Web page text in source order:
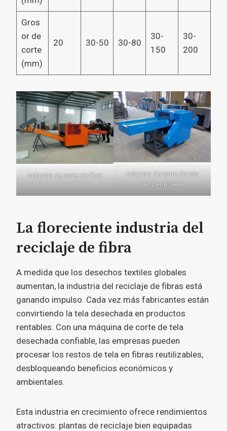
Gros
or de
corte
(mm)
20 30-50 30-80
30-
150
30-
200
máquina de corte de fibra
máquina de corte de tela
desperdiciada
La floreciente industria del
reciclaje de fibra
A medida que los desechos textiles globales
aumentan, la industria del reciclaje de fibras está
ganando impulso. Cada vez más fabricantes están
convirtiendo la tela desechada en productos
rentables. Con una máquina de corte de tela
desechada confiable, las empresas pueden
procesar los restos de tela en fibras reutilizables,
desbloqueando beneficios económicos y
ambientales.
Esta industria en crecimiento ofrece rendimientos
atractivos: plantas de reciclaje bien equipadas